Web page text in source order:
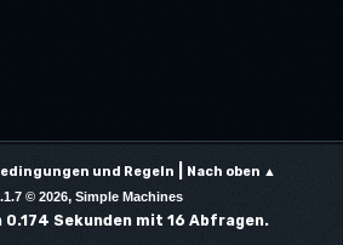
und Regeln Nach oben ▲
© 2026, Simple Machines
Sekunden mit 16 Abfragen.